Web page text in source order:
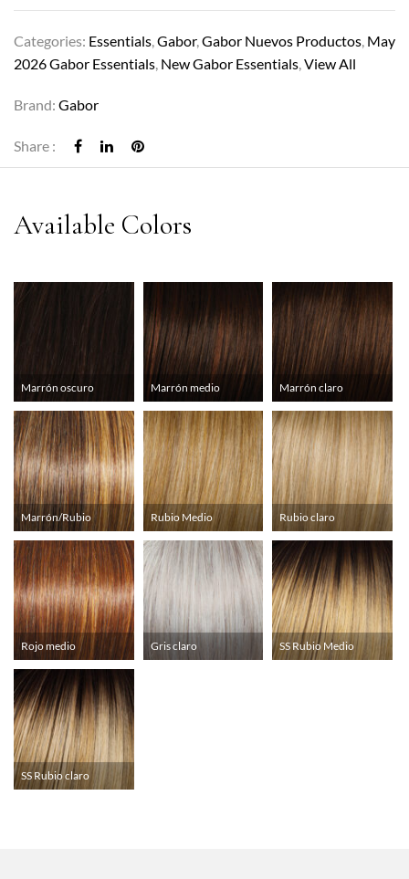
Categories: Essentials Gabor, Gabor Nuevos Productos May
2026 Gabor Essentials New Gabor Essentials View All
Brand: Gabor
Share :
Marrón oscuro Marrón medio Marrón claro
Marrón/Rubio Rubio Medio Rubio claro
Rojo medio Gris claro SS Rubio Medio
SS Rubio claro